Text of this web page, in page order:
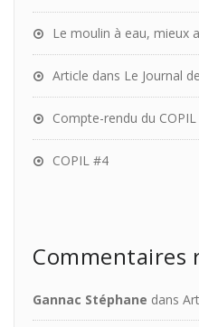
Le moulin à eau, mieux
Article dans Le Journal
Compte-rendu du
COPIL #4
Commentaires
Gannac Stéphane dans